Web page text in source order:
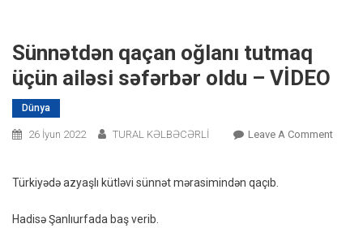
Sünnətdən qaçan oğlanı tutmaq
üçün ailəsi səfərbər oldu – VİDEO
Dünya
26 İyun 2022 TURAL KƏLBƏCƏRLİ Leave A CommentOn
Türkiyədə azyaşlı kütləvi sünnət mərasimindən qaçıb.
Hadisə Şanlıurfada baş verib.